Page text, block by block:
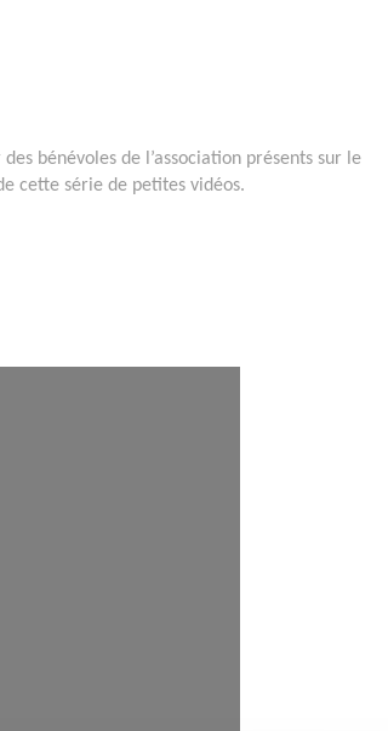
bénévoles de l’association présents sur le
cette série de petites vidéos.